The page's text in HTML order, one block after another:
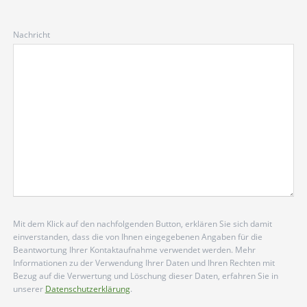
Nachricht
Mit dem Klick auf den nachfolgenden Button, erklären Sie sich damit
einverstanden, dass die von Ihnen eingegebenen Angaben für die
Beantwortung Ihrer Kontaktaufnahme verwendet werden. Mehr
Informationen zu der Verwendung Ihrer Daten und Ihren Rechten mit
Bezug auf die Verwertung und Löschung dieser Daten, erfahren Sie in
unserer Datenschutzerklärung.